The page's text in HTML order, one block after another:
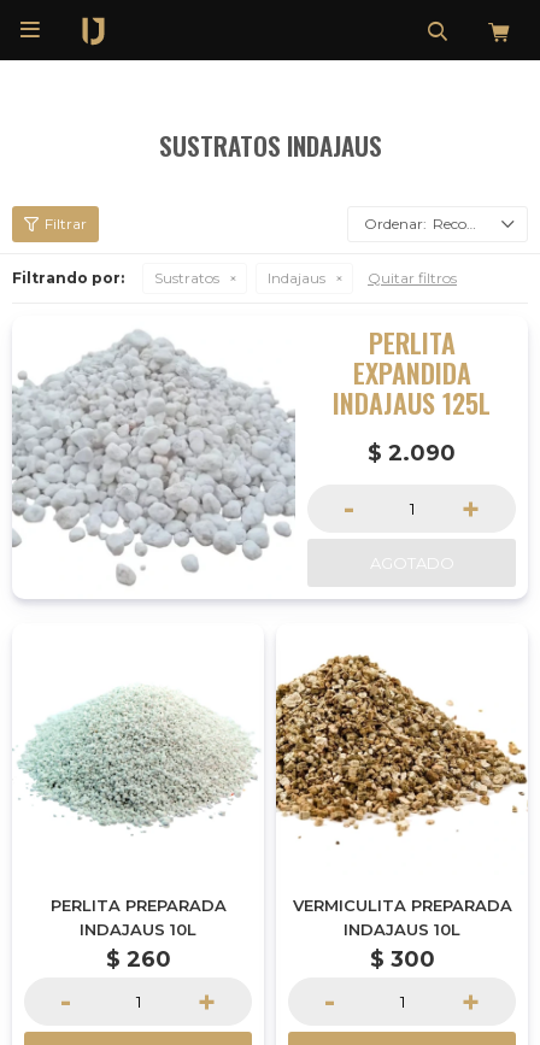

SUSTRATOS INDAJAUS
Recomendados
Filtrando por: Sustratos Indajaus Quitar filtros
PERLITA
EXPANDIDA
INDAJAUS 125L
$ 2.090
- +
AGOTADO
PERLITA PREPARADA
INDAJAUS 10L
$ 260
- +
VERMICULITA PREPARADA
INDAJAUS 10L
$ 300
- +